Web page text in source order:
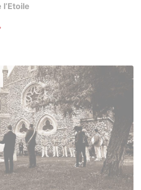
l’Etoile